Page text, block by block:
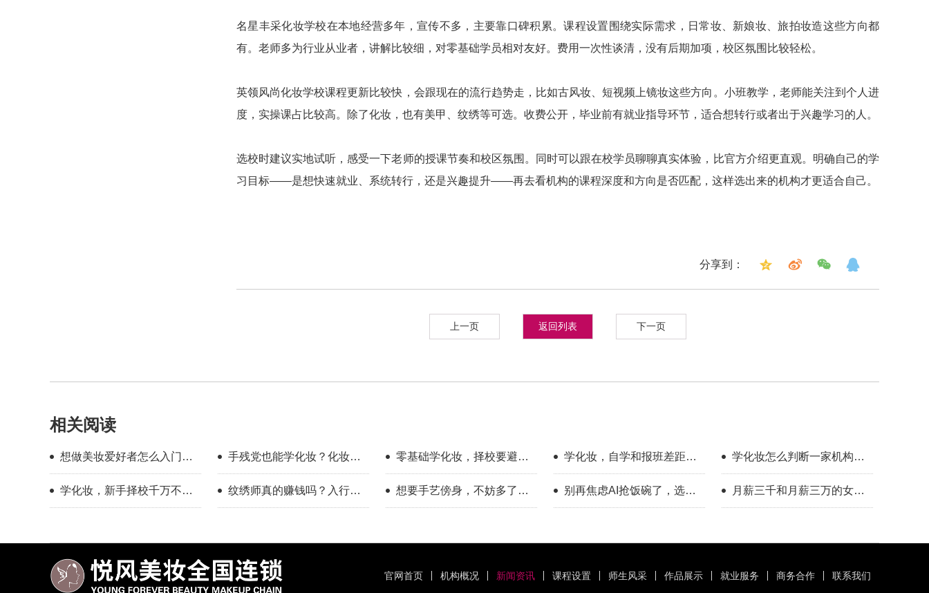
名星丰采化妆学校在本地经营多年，宣传不多，主要靠口碑积累。课程设置围绕实际需求，日常妆、新娘妆、旅拍妆造这些方向都
有。老师多为行业从业者，讲解比较细，对零基础学员相对友好。费用一次性谈清，没有后期加项，校区氛围比较轻松。
英领风尚化妆学校课程更新比较快，会跟现在的流行趋势走，比如古风妆、短视频上镜妆这些方向。小班教学，老师能关注到个人进
度，实操课占比较高。除了化妆，也有美甲、纹绣等可选。收费公开，毕业前有就业指导环节，适合想转行或者出于兴趣学习的人。
选校时建议实地试听，感受一下老师的授课节奏和校区氛围。同时可以跟在校学员聊聊真实体验，比官方介绍更直观。明确自己的学
习目标——是想快速就业、系统转行，还是兴趣提升——再去看机构的课程深度和方向是否匹配，这样选出来的机构才更适合自己。
分享到：
相关阅读
想做美妆爱好者怎么入门？
新手入门完整流程指南
手残党也能学化妆？化妆学
校怎么选？
零基础学化妆，择校要避开
哪些误区？
学化妆，自学和报班差距到
底有多大？
学化妆怎么判断一家机构教
学靠不靠谱？
学化妆，新手择校千万不要
只看外表
纹绣师真的赚钱吗？入行半
年的真实感受
想要手艺傍身，不妨多了解
一下美业这个方向
别再焦虑AI抢饭碗了，选对
赛道，普通人照样有出路
月薪三千和月薪三万的女
生，差的是一门可变现的手
上一页 返回列表 下一页
官网首页 机构概况 新闻资讯 课程设置 师生风采 作品展示 就业服务 商务合作 联系我们